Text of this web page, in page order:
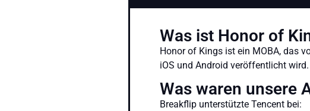
Was ist Honor of
Honor of Kings ist ein MOBA, das
iOS und Android veröffentlicht wird.
Was waren unsere
Breakflip unterstützte Tencent bei: